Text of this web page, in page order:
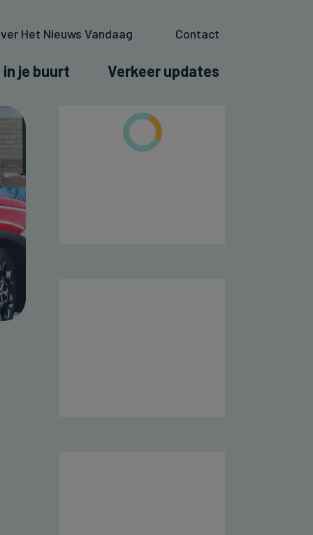
Het Nieuws Vandaag Contact
je buurt Verkeer updates